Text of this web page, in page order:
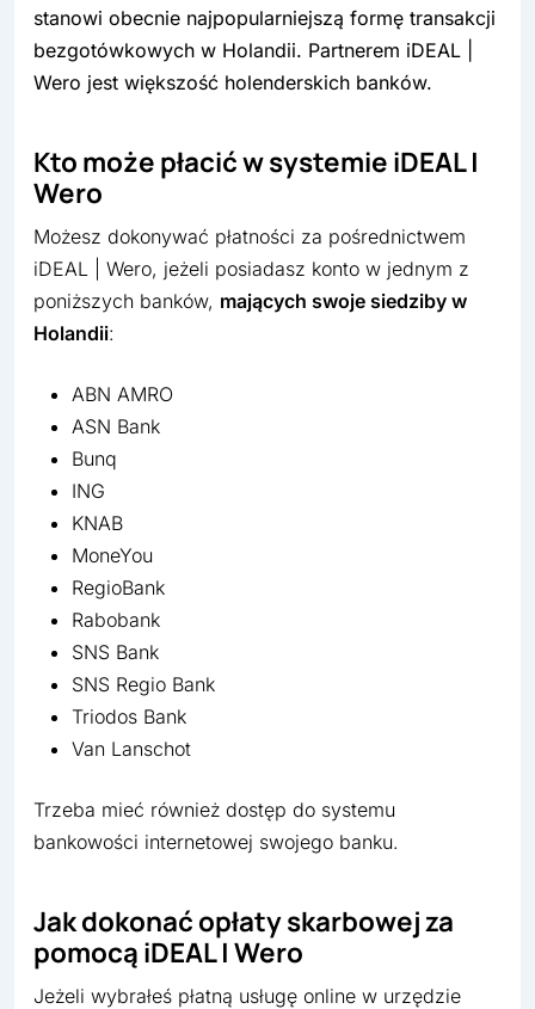
stanowi obecnie najpopularniejszą formę transakcji
bezgotówkowych w Holandii. Partnerem iDEAL |
Wero jest większość holenderskich banków.
Kto może płacić w systemie iDEAL |
Wero
Możesz dokonywać płatności za pośrednictwem
iDEAL | Wero, jeżeli posiadasz konto w jednym z
poniższych banków, mających swoje siedziby w
Holandii:
ABN AMRO
ASN Bank
Bunq
ING
KNAB
MoneYou
RegioBank
Rabobank
SNS Bank
SNS Regio Bank
Triodos Bank
Van Lanschot
Trzeba mieć również dostęp do systemu
bankowości internetowej swojego banku.
Jak dokonać opłaty skarbowej za
pomocą iDEAL | Wero
Jeżeli wybrałeś płatną usługę online w urzędzie